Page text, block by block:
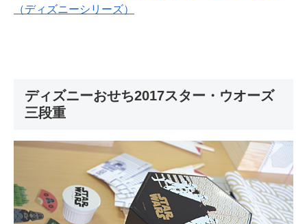
（ディズニーシリーズ）
ディズニーおせち2017スター・ウオーズ
三段重